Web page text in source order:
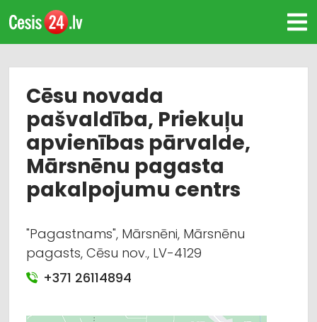
Cēsu novada
pašvaldība, Priekuļu
apvienības pārvalde,
Mārsnēnu pagasta
pakalpojumu centrs
"Pagastnams", Mārsnēni, Mārsnēnu
pagasts, Cēsu nov., LV-4129
+371 26114894